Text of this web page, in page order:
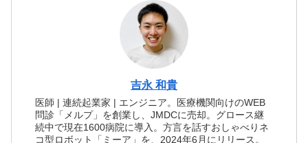
吉永 和貴
医師 | 連続起業家 | エンジニア。医療機関向けのWEB
問診「メルプ」を創業し、JMDCに売却。グロース継
続中で現在1600病院に導入。方言を話すおしゃべりネ
コ型ロボット「ミーア」を、2024年6月にリリース。